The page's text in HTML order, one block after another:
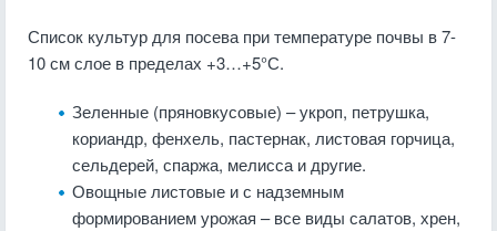
Список культур для посева при температуре почвы в 7-
10 см слое в пределах +3…+5°С.
Зеленные (пряновкусовые) – укроп, петрушка,
кориандр, фенхель, пастернак, листовая горчица,
сельдерей, спаржа, мелисса и другие.
Овощные листовые и с надземным
формированием урожая – все виды салатов, хрен,